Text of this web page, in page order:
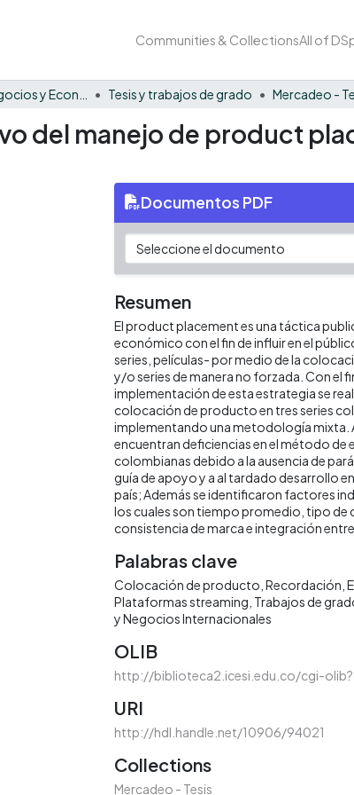
Communities & CollectionsAll of
Tesis y trabajos de grado Mercadeo -
del manejo de product
Documentos PDF
Resumen
El product placement es una táctica
económico con el fin de influir en el
series, películas- por medio de la
y/o series de manera no forzada. Con el
implementación de esta estrategia se
colocación de producto en tres series
implementando una metodología mixta.
encuentran deficiencias en el método de
colombianas debido a la ausencia de
guía de apoyo y a al tardado desarrollo
país; Además se identificaron factores
los cuales son tiempo promedio, tipo de
consistencia de marca e integración
Palabras clave
Colocación de producto Recordación
Plataformas streaming Trabajos de
y Negocios Internacionales
OLIB
http://biblioteca2.icesi.edu.co/cgi-
URI
http://hdl.handle.net/10906/94021
Collections
Mercadeo - Tesis